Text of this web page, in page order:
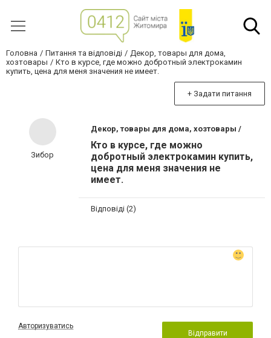
Головна Питання та відповіді
Декор, товары для дома,
хозтовары
Кто в курсе, где можно добротный электрокамин
купить, цена для меня значения не имеет.
+ Задати питання
Зибор
Декор, товары для дома, хозтовары /
Кто в курсе, где можно
добротный электрокамин купить,
цена для меня значения не
имеет.
Відповіді (2)
Авторизуватись
Відправити